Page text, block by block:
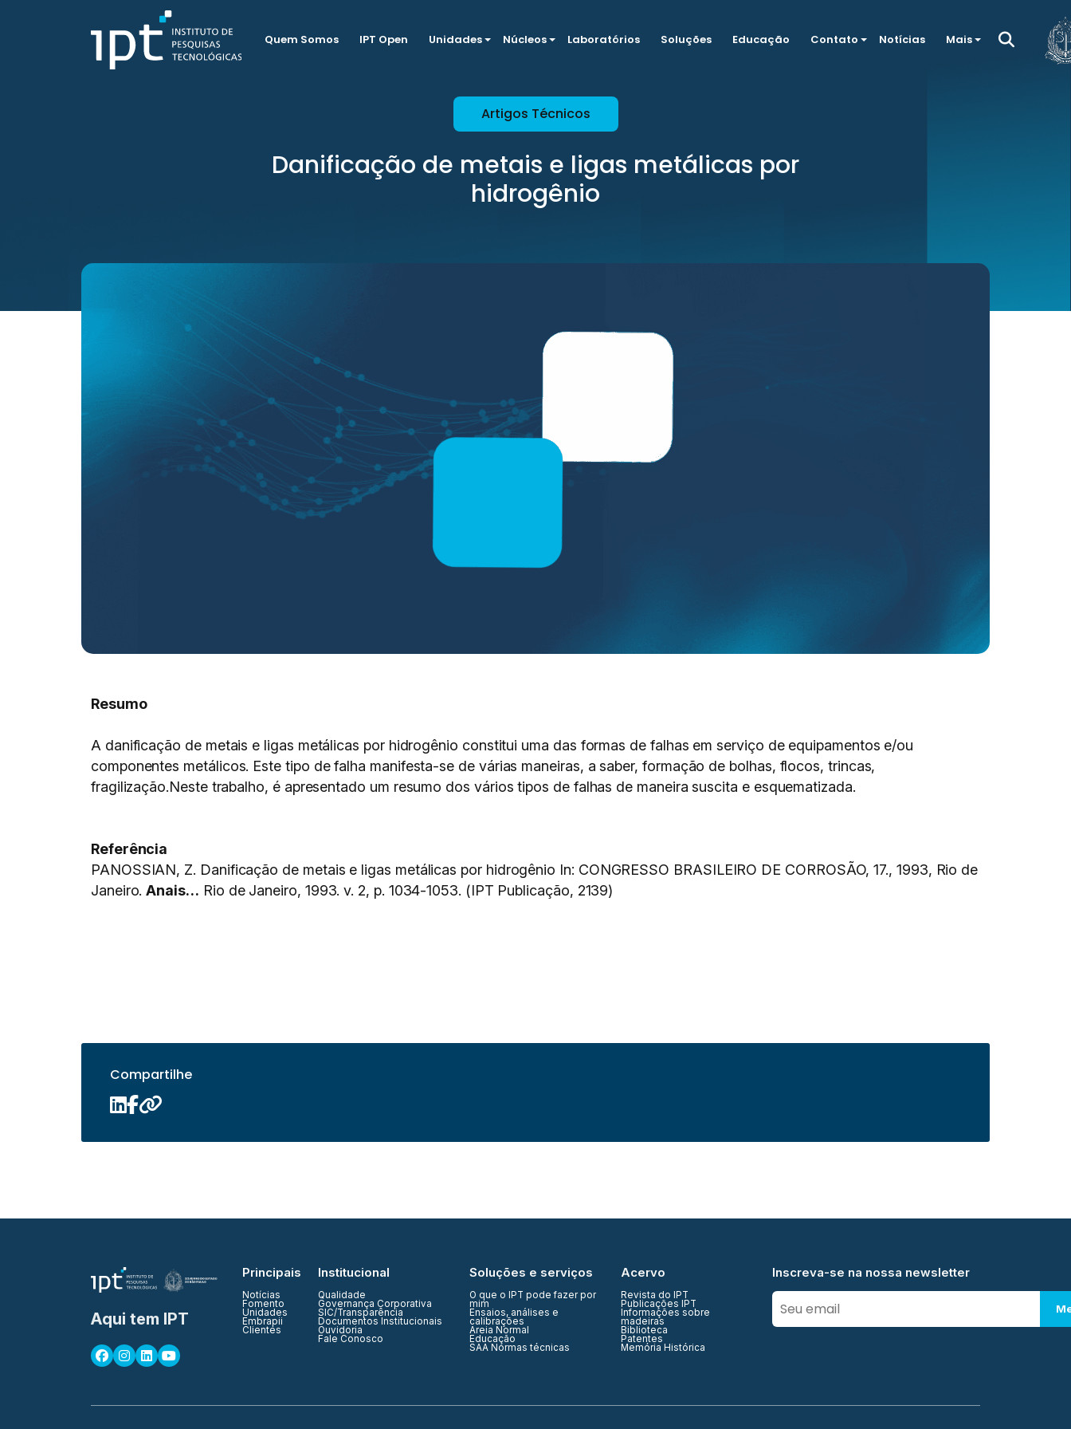
Quem Somos IPT Open Unidades Núcleos Laboratórios Soluções Educação Contato Notícias Mais
Artigos Técnicos
Danificação de metais e ligas metálicas por
hidrogênio
Resumo
A danificação de metais e ligas metálicas por hidrogênio constitui uma das formas de falhas em serviço de equipamentos e/ou
componentes metálicos. Este tipo de falha manifesta-se de várias maneiras, a saber, formação de bolhas, flocos, trincas,
fragilização.Neste trabalho, é apresentado um resumo dos vários tipos de falhas de maneira suscita e esquematizada.
Referência
PANOSSIAN, Z. Danificação de metais e ligas metálicas por hidrogênio In: CONGRESSO BRASILEIRO DE CORROSÃO, 17., 1993, Rio de
Janeiro. Anais… Rio de Janeiro, 1993. v. 2, p. 1034-1053. (IPT Publicação, 2139)
Compartilhe
Aqui tem IPT
Principais
Notícias
Fomento
Unidades
Embrapii
Clientes
Institucional
Qualidade
Governança Corporativa
SIC/Transparência
Documentos Institucionais
Ouvidoria
Fale Conosco
Soluções e serviços
O que o IPT pode fazer por
mim
Ensaios, análises e
calibrações
Areia Normal
Educação
SAA Normas técnicas
Acervo
Revista do IPT
Publicações IPT
Informações sobre
madeiras
Biblioteca
Patentes
Memória Histórica
Inscreva-se na nossa newsletter